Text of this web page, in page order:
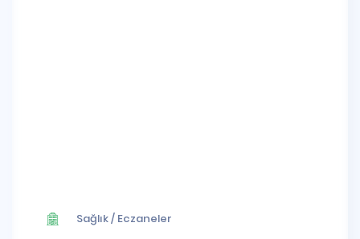
Sağlık/ Eczaneler